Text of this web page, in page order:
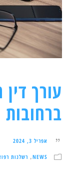
עורך
ברחובות
אפריל 3, 2024
NEWS
, רשלנות